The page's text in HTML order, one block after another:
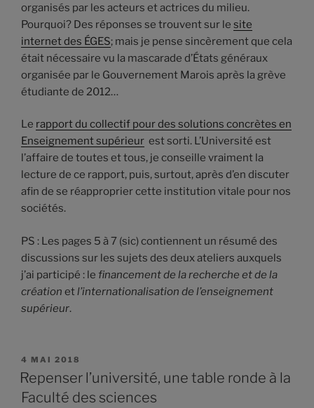
organisés par les acteurs et actrices du milieu.
Pourquoi? Des réponses se trouvent sur le site
internet des ÉGES; mais je pense sincèrement que cela
était nécessaire vu la mascarade d’États généraux
organisée par le Gouvernement Marois après la grève
étudiante de 2012…
Le rapport du collectif pour des solutions concrètes en
Enseignement supérieur est sorti. L’Université est
l’affaire de toutes et tous, je conseille vraiment la
lecture de ce rapport, puis, surtout, après d’en discuter
afin de se réapproprier cette institution vitale pour nos
sociétés.
PS : Les pages 5 à 7 (sic) contiennent un résumé des
discussions sur les sujets des deux ateliers auxquels
j’ai participé : le financement de la recherche et de la
création et l’internationalisation de l’enseignement
supérieur.
PUBLIÉ
LE
4 MAI 2018
Repenser l’université, une table ronde à la
Faculté des sciences